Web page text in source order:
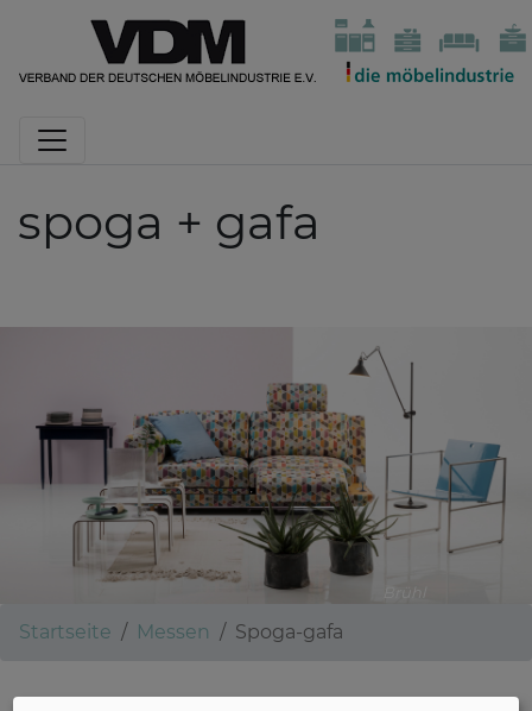
spoga + gafa
Startseite Messen Spoga-gafa